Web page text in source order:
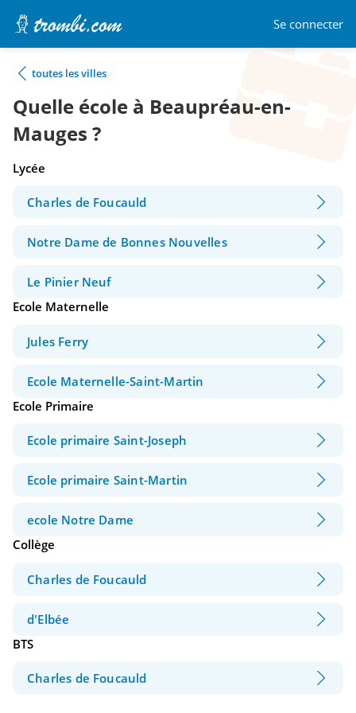
Se connecter
toutes les villes
Quelle école à Beaupréau-en-
Mauges ?
Lycée
Charles de Foucauld
Notre Dame de Bonnes Nouvelles
Le Pinier Neuf
Ecole Maternelle
Jules Ferry
Ecole Maternelle-Saint-Martin
Ecole Primaire
Ecole primaire Saint-Joseph
Ecole primaire Saint-Martin
ecole Notre Dame
Collège
Charles de Foucauld
d'Elbée
BTS
Charles de Foucauld